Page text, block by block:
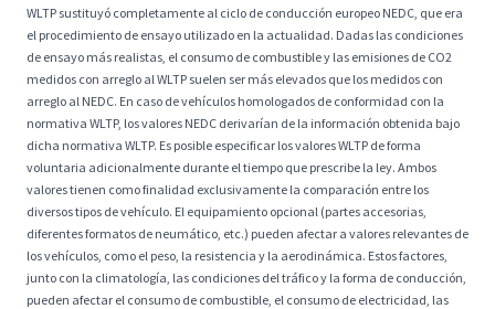
WLTP sustituyó completamente al ciclo de conducción europeo NEDC, que era
el procedimiento de ensayo utilizado en la actualidad. Dadas las condiciones
de ensayo más realistas, el consumo de combustible y las emisiones de CO2
medidos con arreglo al WLTP suelen ser más elevados que los medidos con
arreglo al NEDC. En caso de vehículos homologados de conformidad con la
normativa WLTP, los valores NEDC derivarían de la información obtenida bajo
dicha normativa WLTP. Es posible especificar los valores WLTP de forma
voluntaria adicionalmente durante el tiempo que prescribe la ley. Ambos
valores tienen como finalidad exclusivamente la comparación entre los
diversos tipos de vehículo. El equipamiento opcional (partes accesorias,
diferentes formatos de neumático, etc.) pueden afectar a valores relevantes de
los vehículos, como el peso, la resistencia y la aerodinámica. Estos factores,
junto con la climatología, las condiciones del tráfico y la forma de conducción,
pueden afectar el consumo de combustible, el consumo de electricidad, las